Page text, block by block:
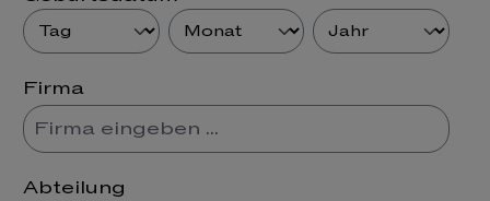
Firma
Abteilung